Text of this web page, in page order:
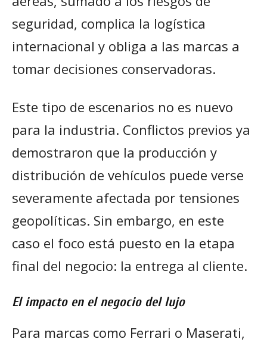
seguridad, complica la logística
internacional y obliga a las marcas a
tomar decisiones conservadoras.
Este tipo de escenarios no es nuevo
para la industria. Conflictos previos ya
demostraron que la producción y
distribución de vehículos puede verse
severamente afectada por tensiones
geopolíticas. Sin embargo, en este
caso el foco está puesto en la etapa
final del negocio: la entrega al cliente.
El impacto en el negocio del lujo
Para marcas como Ferrari o Maserati,